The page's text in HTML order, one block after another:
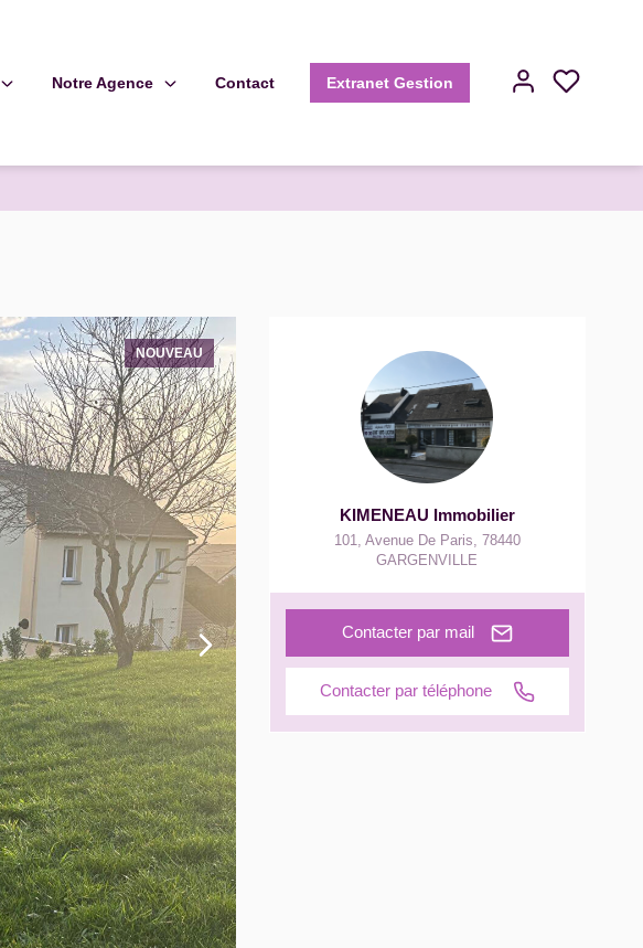
Notre Agence Contact Extranet Gestion
NOUVEAU
KIMENEAU Immobilier
101, Avenue De Paris, 78440
GARGENVILLE
Contacter par mail
Contacter par téléphone